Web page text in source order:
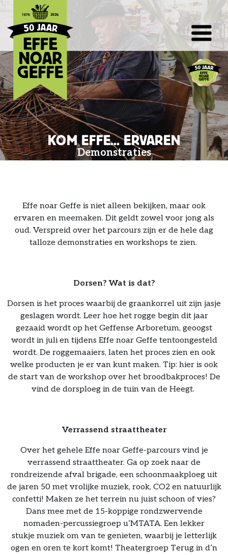
KOM EFFE... ERVAREN
Demonstraties
Effe noar Geffe is niet alleen bekijken, maar ook
ervaren en meemaken. Dit geldt zowel voor jong als
oud. Verspreid over het parcours zijn er de hele dag
talloze demonstraties en workshops te zien.
Dorsen? Wat is dat?
Dorsen is het proces waarbij de graankorrel uit zijn jasje
geslagen wordt. Leer hoe het rogge begin dit jaar
gezaaid wordt op het Geffense Arboretum, geoogst
wordt in juli en tijdens Effe noar Geffe tentoongesteld
wordt. De roggemaaiers, laten het proces zien en ook
welke producten je er van kunt maken. Tip: hier is ook
de start van de workshop over het broodbakproces! De
vind de dorsploeg in de tuin van de Heegt.
Verrassend straattheater
Over het gehele Effe noar Geffe-parcours vind je
verrassend straattheater. Ga op zoek naar de
rondreizende afval brigade, een schoonmaakploeg uit
de jaren 50 met vrolijke muziek, rook, CO2 en natuurlijk
confetti! Maken ze het terrein nu juist schoon of vies?
Dans mee met de 15-koppige rondzwervende
nomaden-percussiegroep u’MTATA. Een lekker
stukje muziek om van te genieten, waarbij je letterlijk
ogen en oren te kort komt! Theatergroep Terug in d’n